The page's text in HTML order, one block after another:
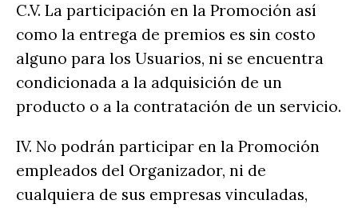
C.V. La participación en la Promoción así
como la entrega de premios es sin costo
alguno para los Usuarios, ni se encuentra
condicionada a la adquisición de un
producto o a la contratación de un servicio.
IV. No podrán participar en la Promoción
empleados del Organizador, ni de
cualquiera de sus empresas vinculadas,